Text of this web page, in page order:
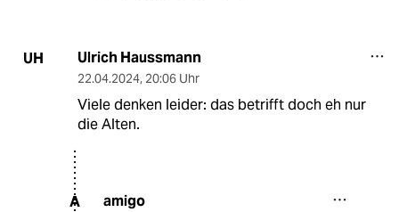
UH Ulrich Haussmann
22.04.2024, 20:06 Uhr
Viele denken leider: das betrifft doch eh nur
die Alten.
A amigo